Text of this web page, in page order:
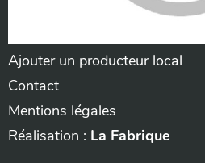
Ajouter un producteur local
Contact
Mentions légales
Réalisation : La Fabrique